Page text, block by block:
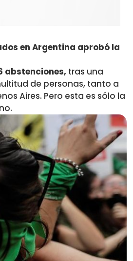
en Argentina aprobó la
abstenciones, tras una
de personas, tanto a
Aires. Pero esta es sólo la